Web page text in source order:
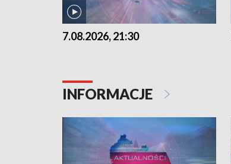
7.08.2026, 21:30
INFORMACJE